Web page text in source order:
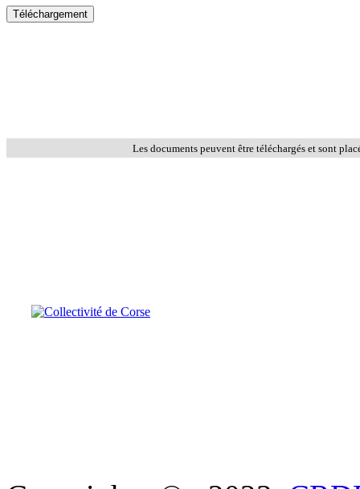
Les documents peuvent être téléchargés et sont